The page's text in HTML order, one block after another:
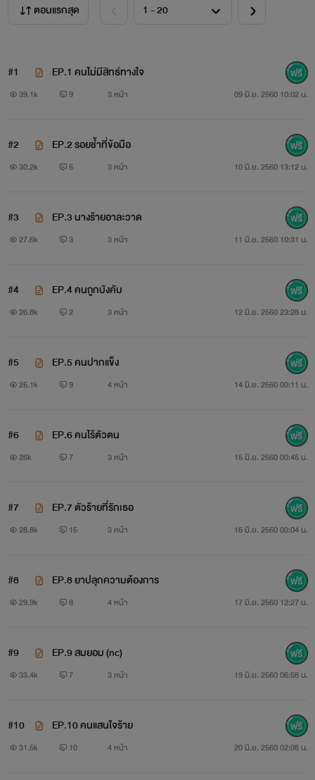
หล่อนเป็นนางฟ้านั่น
อารมณ์มากเกินไป ฮืออออ อย่าเกลียดมัสนะคะพี่ตะวัน ฮืออออ"
เค้าเกลียดนักการคลุมถุงชนอะไรนั่นนี่มันสมัยไหนกันแล้วทำไม
ยัยเด็กนั่นด้วย เด็กนั่นต่างจากอิงฟ้าลิบลับที่อิงฟ้าช่างน่ารักและ
ใสซื่อไม่ได้แก่แดดแบบยัยมัสซีสักนิด
"แค่ก้อนเลือดก้อนเดียวที่เกิดมาเพื่อเป็นมารหัวขนฉันไม่คิดจะ
เก็บมันไว้หรอกนะ! ถ้าเธออยากให้มันเกิดมาก็ได้นะแต่ฉันจะไม่มี
ตอนแรกสุด
#1 EP.1 คนไม่มีสิทธ์ทางใจ
39.1k 9 3 หน้า 09 มิ.ย. 2560 10:02 น.
#2 EP.2 รอยช้ำที่ข้อมือ
30.2k 5 3 หน้า 10 มิ.ย. 2560 13:12 น.
#3 EP.3 นางร้ายอาละวาด
27.6k 3 3 หน้า 11 มิ.ย. 2560 10:31 น.
#4 EP.4 คนถูกบังคับ
26.8k 2 3 หน้า 12 มิ.ย. 2560 23:28 น.
#5 EP.5 คนปากแข็ง
25.1k 9 4 หน้า 14 มิ.ย. 2560 00:11 น.
#6 EP.6 คนไร้ตัวตน
26k 7 3 หน้า 15 มิ.ย. 2560 00:45 น.
#7 EP.7 ตัวร้ายที่รักเธอ
28.8k 15 3 หน้า 16 มิ.ย. 2560 00:04 น.
#8 EP.8 ยาปลุกความต้องการ
29.9k 8 4 หน้า 17 มิ.ย. 2560 12:27 น.
#9 EP.9 สมยอม (nc)
33.4k 7 3 หน้า 19 มิ.ย. 2560 06:58 น.
#10 EP.10 คนแสนใจร้าย
31.5k 10 4 หน้า 20 มิ.ย. 2560 02:08 น.